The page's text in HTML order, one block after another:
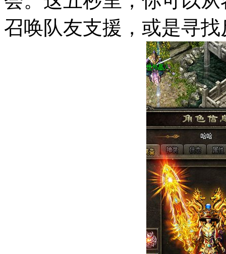
召唤队友支援，或是寻